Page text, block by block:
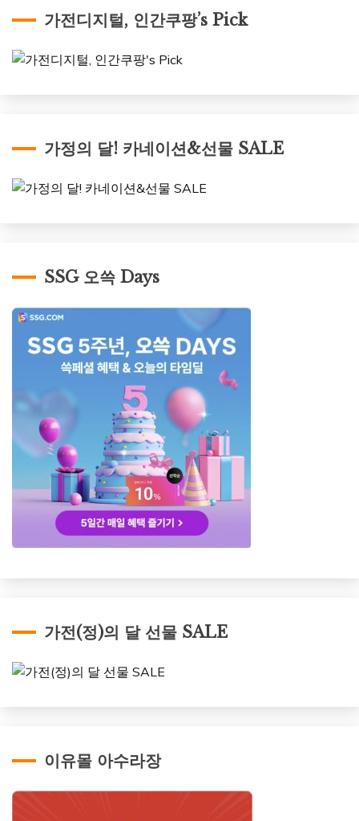
가전디지털, 인간쿠팡’s Pick
가정의 달! 카네이션&선물 SALE
SSG 오쓱 Days
가전(정)의 달 선물 SALE
이유몰 아수라장